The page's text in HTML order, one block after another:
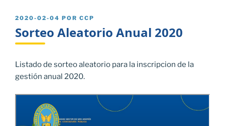
PUBLICADO
2020-02-04 POR CCP
Sorteo Aleatorio Anual 2020
Listado de sorteo aleatorio para la inscripcion de la
gestión anual 2020.